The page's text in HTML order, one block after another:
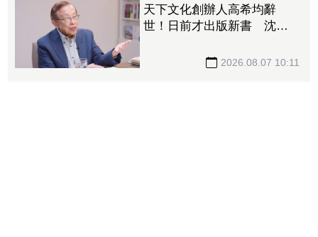
天下文化創辦人高希均辭
世！日前才出版新書 沈春
2026.08.07 10:11